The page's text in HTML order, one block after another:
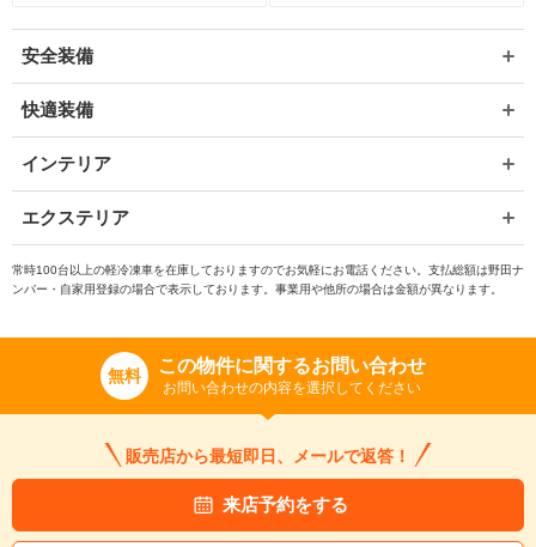
安全装備
快適装備
インテリア
エクステリア
常時100台以上の軽冷凍車を在庫しておりますのでお気軽にお電話ください。支払総額は野田ナ
ンバー・自家用登録の場合で表示しております。事業用や他所の場合は金額が異なります。
無料 この物件に関するお問い合わせ
お問い合わせの内容を選択してください
販売店から最短即日、メールで返答！
来店予約をする